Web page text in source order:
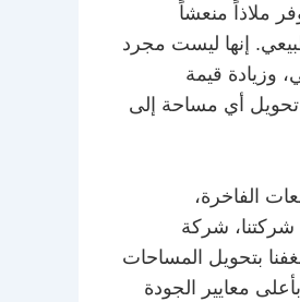
ملاذاً منعشاً
إنها ليست مجرد
وزيادة قيمة
تحويل أي مساحة إلى
الفاخرة،
شركتنا، شركة
بتحويل المساحات
معايير الجودة